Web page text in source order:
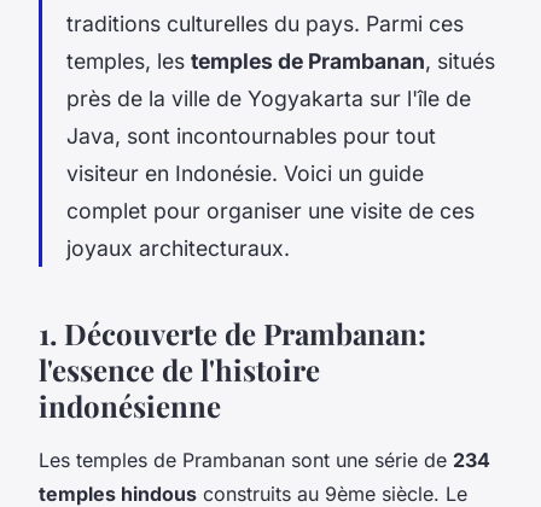
traditions culturelles du pays. Parmi ces
temples, les temples de Prambanan, situés
près de la ville de Yogyakarta sur l'île de
Java, sont incontournables pour tout
visiteur en Indonésie. Voici un guide
complet pour organiser une visite de ces
joyaux architecturaux.
1. Découverte de Prambanan:
l'essence de l'histoire
indonésienne
Les temples de Prambanan sont une série de 234
temples hindous construits au 9ème siècle. Le